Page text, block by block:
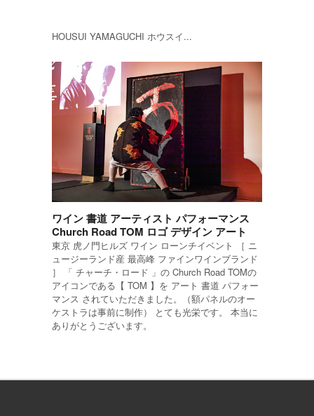
HOUSUI YAMAGUCHI ホウスイ...
ワイン 書道 アーティスト パフォーマンス
Church Road TOM ロゴ デザイン アート
東京 虎ノ門ヒルズ ワイン ローンチイベント ［ ニ
ュージーランド産 最高峰 ファインワインブランド
］ 「 チャーチ・ロード 」の Church Road TOMの
アイコンである【 TOM 】を アート 書道 パフォー
マンス されていただきました。（額パネルのオー
ケストラは事前に制作） とても光栄です。 本当に
ありがとうございます。